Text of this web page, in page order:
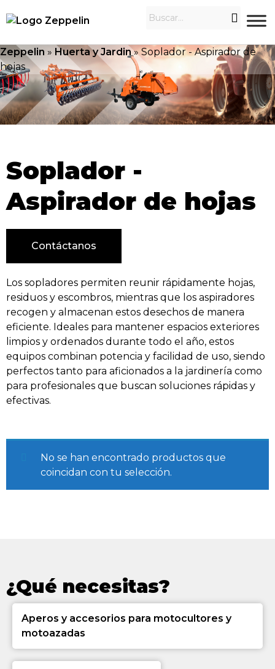
Zeppelin » Huerta y Jardin» Soplador - Aspirador de
hojas
Soplador -
Aspirador de hojas
Contáctanos
Los sopladores permiten reunir rápidamente hojas,
residuos y escombros, mientras que los aspiradores
recogen y almacenan estos desechos de manera
eficiente. Ideales para mantener espacios exteriores
limpios y ordenados durante todo el año, estos
equipos combinan potencia y facilidad de uso, siendo
perfectos tanto para aficionados a la jardinería como
para profesionales que buscan soluciones rápidas y
efectivas.
No se han encontrado productos que
coincidan con tu selección.
¿Qué necesitas?
Aperos y accesorios para motocultores y
motoazadas